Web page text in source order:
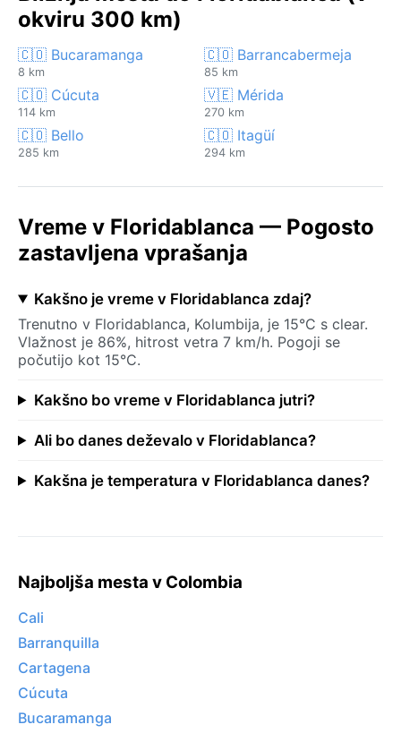
okviru 300 km)
🇨🇴 Bucaramanga
8 km
🇨🇴 Barrancabermeja
85 km
🇨🇴 Cúcuta
114 km
🇻🇪 Mérida
270 km
🇨🇴 Bello
285 km
🇨🇴 Itagüí
294 km
Vreme v Floridablanca — Pogosto
zastavljena vprašanja
Kakšno je vreme v Floridablanca zdaj?
Trenutno v Floridablanca, Kolumbija, je 15°C s clear.
Vlažnost je 86%, hitrost vetra 7 km/h. Pogoji se
počutijo kot 15°C.
Kakšno bo vreme v Floridablanca jutri?
Ali bo danes deževalo v Floridablanca?
Kakšna je temperatura v Floridablanca danes?
Najboljša mesta v Colombia
Cali
Barranquilla
Cartagena
Cúcuta
Bucaramanga